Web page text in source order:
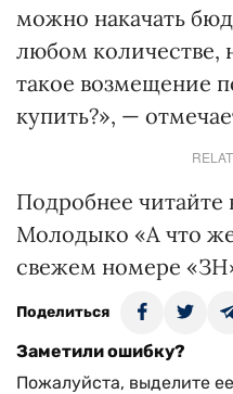
можно накачать
любом количестве,
такое возмещение
купить?», —
Подробнее читайте
Молодыко «А что
свежем номере
Поделиться
Заметили ошибку?
Пожалуйста, выделите